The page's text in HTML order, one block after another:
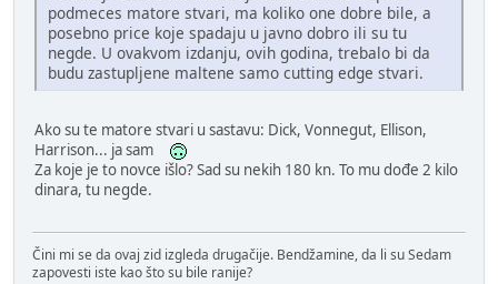
podmeces matore stvari, ma koliko one dobre bile, a
posebno price koje spadaju u javno dobro ili su tu
negde. U ovakvom izdanju, ovih godina, trebalo bi da
budu zastupljene maltene samo cutting edge stvari.
Ako su te matore stvari u sastavu: Dick, Vonnegut, Ellison,
Harrison... ja sam
Za koje je to novce išlo? Sad su nekih 180 kn. To mu dođe 2 kilo
dinara, tu negde.
Čini mi se da ovaj zid izgleda drugačije. Bendžamine, da li su Sedam
zapovesti iste kao što su bile ranije?